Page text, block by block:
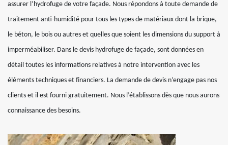
assurer l’hydrofuge de votre façade. Nous répondons à toute demande de
traitement anti-humidité pour tous les types de matériaux dont la brique,
le béton, le bois ou autres et quelles que soient les dimensions du support à
imperméabiliser. Dans le devis hydrofuge de façade, sont données en
détail toutes les informations relatives à notre intervention avec les
éléments techniques et financiers. La demande de devis n’engage pas nos
clients et il est fourni gratuitement. Nous l’établissons dès que nous aurons
connaissance des besoins.